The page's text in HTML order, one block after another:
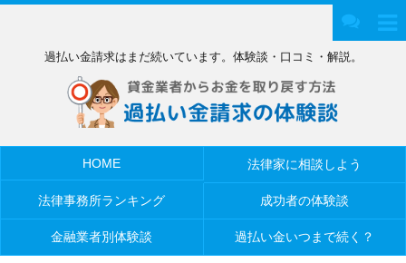
過払い金請求はまだ続いています。体験談・口コミ・解説。
HOME 法律家に相談しよう
法律事務所ランキング 成功者の体験談
金融業者別体験談 過払い金いつまで続く？